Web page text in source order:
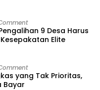
9 Desa Harus
Elite
yang Tak Prioritas,
Bayar